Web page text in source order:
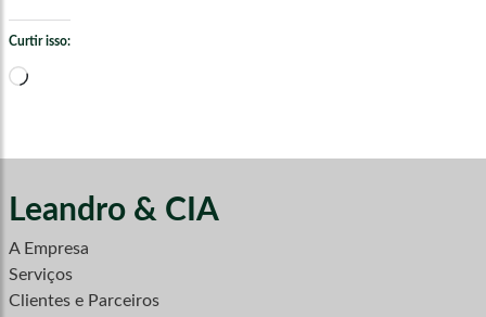
Curtir isso:
Carregando...
Leandro & CIA
A Empresa
Serviços
Clientes e Parceiros